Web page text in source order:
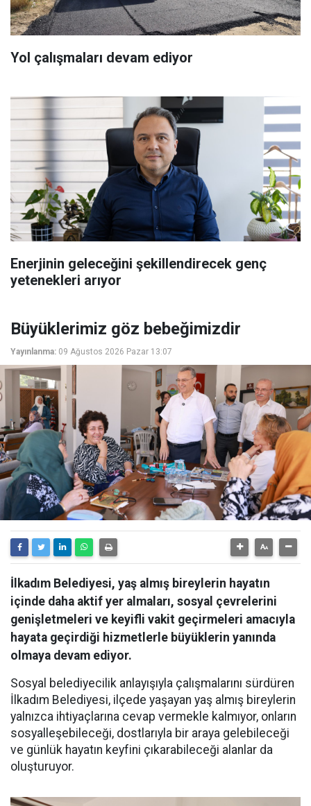
Yol çalışmaları devam ediyor
Enerjinin geleceğini şekillendirecek genç
yetenekleri arıyor
Büyüklerimiz göz bebeğimizdir
Yayınlanma: 09 Ağustos 2026 Pazar 13:07
İlkadım Belediyesi, yaş almış bireylerin hayatın
içinde daha aktif yer almaları, sosyal çevrelerini
genişletmeleri ve keyifli vakit geçirmeleri amacıyla
hayata geçirdiği hizmetlerle büyüklerin yanında
olmaya devam ediyor.
Sosyal belediyecilik anlayışıyla çalışmalarını sürdüren
İlkadım Belediyesi, ilçede yaşayan yaş almış bireylerin
yalnızca ihtiyaçlarına cevap vermekle kalmıyor, onların
sosyalleşebileceği, dostlarıyla bir araya gelebileceği
ve günlük hayatın keyfini çıkarabileceği alanlar da
oluşturuyor.